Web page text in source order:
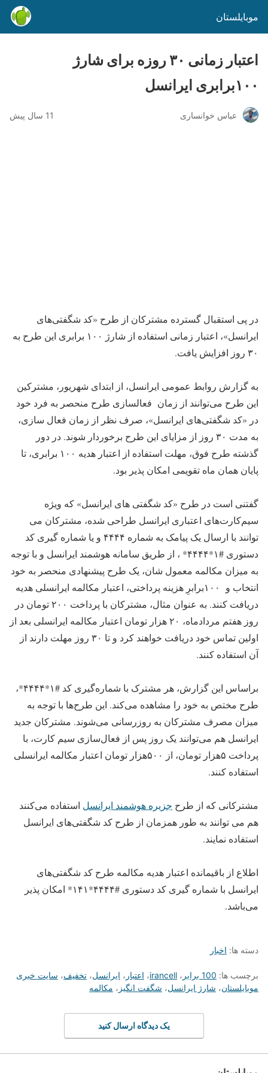
موبایلستان
اعتبار زمانی ۳۰ روزه برای شارژ
۱۰۰برابری ایرانسل
عباس خوانساری 11 سال پیش
در پی استقبال گسترده مشترکان از طرح «کد شگفتی‌های
ایرانسل»، اعتبار زمانی استفاده از شارژ ۱۰۰ برابری این طرح به
۳۰ روز افزایش یافت.
به گزارش روابط عمومی ایرانسل، از ابتدای شهریور، مشترکین
این طرح می‌توانند از زمان فعالسازی طرح منحصر به فرد خود
در «کد شگفتی‌های ایرانسل»، صرف نظر از زمان فعال سازی،
به مدت ۳۰ روز از مزایای این طرح برخوردار شوند. در دور
گذشته طرح فوق، مهلت استفاده از اعتبار هدیه ۱۰۰ برابری، تا
پایان همان ماه تقویمی امکان پذیر بود.
گفتنی است در طرح «کد شگفتی های ایرانسل» که ویژه
سیم‌کارت‌های اعتباری ایرانسل طراحی شده، مشترکان می
توانند با ارسال یک پیامک به شماره ۴۴۴۴ و یا شماره گیری کد
دستوری #۱*۴۴۴۴* ، از طریق سامانه هوشمند ایرانسل و با توجه
به میزان مکالمه معمول شان، یک طرح پیشنهادی منحصر به خود
انتخاب و ۱۰۰برابرِ هزینه پرداختی، اعتبار مکالمه ایرانسلی هدیه
دریافت کنند. به عنوان مثال، مشترکان با پرداخت ۲۰۰ تومان در
روز هفتم مردادماه، ۲۰ هزار تومان اعتبار مکالمه ایرانسلی بعد از
اولین تماس خود دریافت خواهند کرد و تا ۳۰ روز مهلت دارند از
آن استفاده کنند.
براساس این گزارش، هر مشترک با شماره‌گیری کد #۱*۴۴۴۴*،
طرح مختص به خود را مشاهده می‌کند. این طرح‌ها با توجه به
میزان مصرف مشترکان به روزرسانی می‌شوند. مشترکان جدید
ایرانسل هم می‌توانند یک روز پس از فعال‌سازی سیم کارت، با
پرداخت ۵هزار تومان، از ۵۰۰هزار تومان اعتبار مکالمه ایرانسلی
استفاده کنند.
مشترکانی که از طرح جزیره هوشمند ایرانسل استفاده می‌کنند
هم می توانند به طور همزمان از طرح کد شگفتی‌های ایرانسل
استفاده نمایند.
اطلاع از باقیمانده اعتبار هدیه مکالمه طرح کد شگفتی‌های
ایرانسل با شماره گیری کد دستوری #۴۴۴۴*۱۴۱* امکان پذیر
می‌باشد.
دسته ها: اخبار
برچسب ها: 100 برابر ، irancell، اعتبار ، ایرانسل، تخفیف، سایت خبری
موبایلستان، شارژ ایرانسل، شگفت انگیز ، مکالمه
یک دیدگاه ارسال کنید